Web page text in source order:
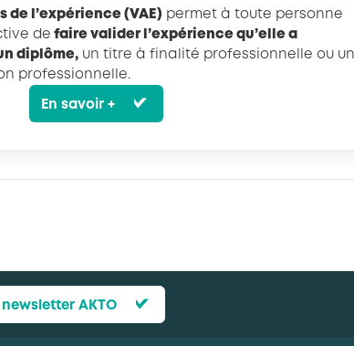
de l’expérience (VAE) permet à toute personne
de faire valider l’expérience qu’elle a
diplôme, un titre à finalité professionnelle ou un
professionnelle.
En savoir +
newsletter AKTO